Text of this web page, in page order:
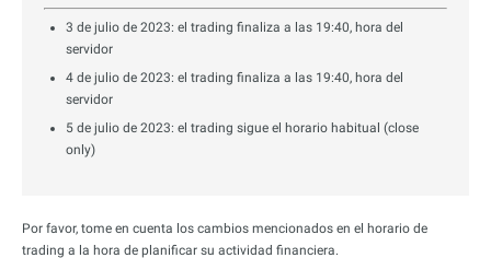
3 de julio de 2023: el trading finaliza a las 19:40, hora del
servidor
4 de julio de 2023: el trading finaliza a las 19:40, hora del
servidor
5 de julio de 2023: el trading sigue el horario habitual (close
only)
Por favor, tome en cuenta los cambios mencionados en el horario de
trading a la hora de planificar su actividad financiera.